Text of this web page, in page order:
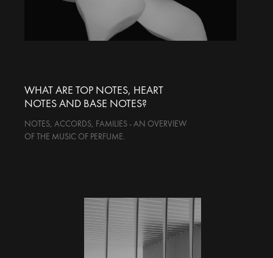
WHAT ARE TOP NOTES, HEART
NOTES AND BASE NOTES?
NOTES, ACCORDS, FAMILIES - AN OVERVIEW
OF THE MUSIC OF PERFUME.